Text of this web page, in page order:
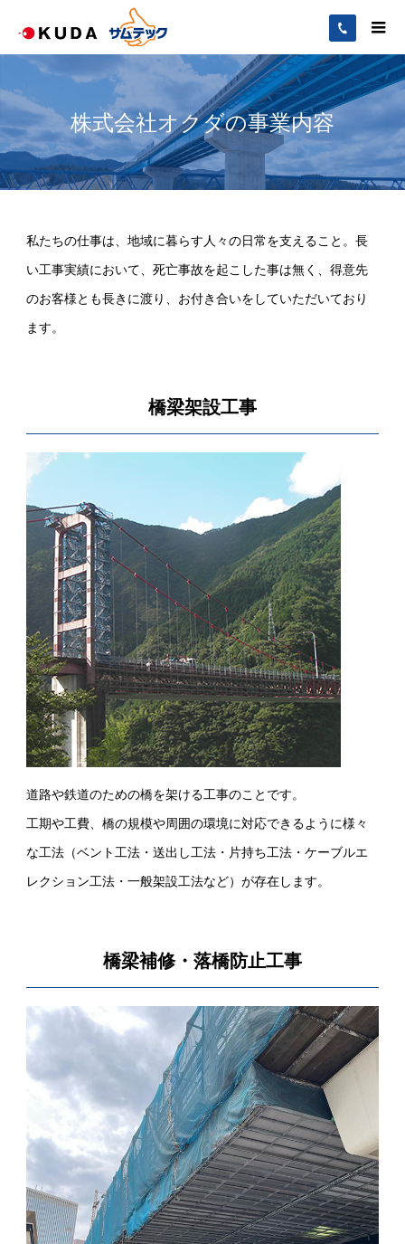
株式会社オクダの事業内容
私たちの仕事は、地域に暮らす人々の日常を支えること。長
い工事実績において、死亡事故を起こした事は無く、得意先
のお客様とも長きに渡り、お付き合いをしていただいており
ます。
橋梁架設工事
道路や鉄道のための橋を架ける工事のことです。
工期や工費、橋の規模や周囲の環境に対応できるように様々
な工法（ベント工法・送出し工法・片持ち工法・ケーブルエ
レクション工法・一般架設工法など）が存在します。
橋梁補修・落橋防止工事